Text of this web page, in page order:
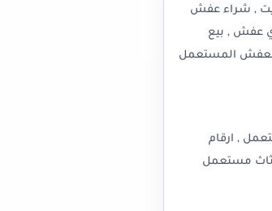
, شراء عفش
عفش , بيع
المستعمل
, ارقام
مستعمل